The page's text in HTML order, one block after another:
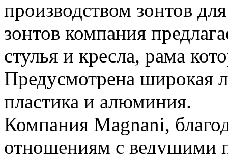
производством зонтов
зонтов компания
стулья и кресла, рама
Предусмотрена широкая
пластика и алюминия.
Компания Magnani,
отношениям с ведущими